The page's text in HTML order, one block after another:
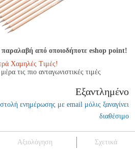
παραλαβή από οποιοδήποτε eshop point!
Χαμηλές Τιμές!
τις πιο ανταγωνιστικές τιμές
Εξαντλημένο
ενημέρωσης με email μόλις ξαναγίνει
διαθέσιμο
Αξιολόγηση Σχετικά